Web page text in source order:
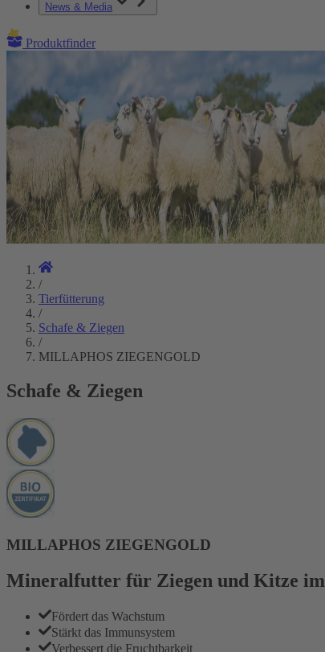
News & Media
Produktfinder
/
Tierfütterung
/
Schafe & Ziegen
/
MILLAPHOS ZIEGENGOLD
Schafe & Ziegen
MILLAPHOS ZIEGENGOLD
Mineralfutter für Ziegen und Kitze im
Fördert das Wachstum
Stärkt das Immunsystem
Verbessert die Fruchtbarkeit